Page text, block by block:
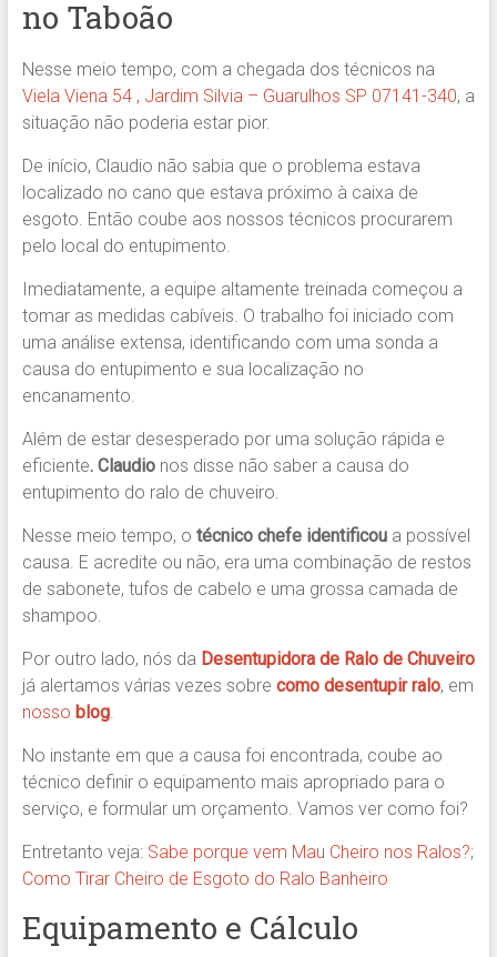
no Taboão
Nesse meio tempo, com a chegada dos técnicos na
Viela Viena 54 , Jardim Silvia – Guarulhos SP 07141-340, a
situação não poderia estar pior.
De início, Claudio não sabia que o problema estava
localizado no cano que estava próximo à caixa de
esgoto. Então coube aos nossos técnicos procurarem
pelo local do entupimento.
Imediatamente, a equipe altamente treinada começou a
tomar as medidas cabíveis. O trabalho foi iniciado com
uma análise extensa, identificando com uma sonda a
causa do entupimento e sua localização no
encanamento.
Além de estar desesperado por uma solução rápida e
eficiente. Claudionos disse não saber a causa do
entupimento do ralo de chuveiro.
Nesse meio tempo, o técnico chefe identificoua possível
causa. E acredite ou não, era uma combinação de restos
de sabonete, tufos de cabelo e uma grossa camada de
shampoo.
Por outro lado, nós da Desentupidora de Ralo de Chuveiro
já alertamos várias vezes sobre como desentupir ralo, em
nosso blog.
No instante em que a causa foi encontrada, coube ao
técnico definir o equipamento mais apropriado para o
serviço, e formular um orçamento. Vamos ver como foi?
Entretanto veja: Sabe porque vem Mau Cheiro nos Ralos?;
Como Tirar Cheiro de Esgoto do Ralo Banheiro
Equipamento e Cálculo